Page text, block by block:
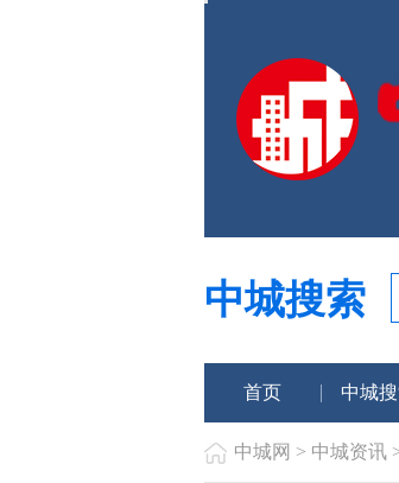
中城搜索
首页 中城
中城网 > 中城资讯